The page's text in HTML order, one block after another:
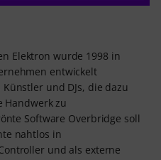
Elektron wurde 1998 in
entwickelt
und DJs, die dazu
Handwerk zu
Software Overbridge soll
nahtlos in
und als externe